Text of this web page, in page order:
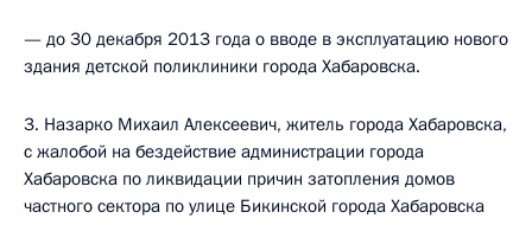
— до 30 декабря 2013 года о вводе в эксплуатацию нового
здания детской поликлиники города Хабаровска.
3. Назарко Михаил Алексеевич, житель города Хабаровска,
с жалобой на бездействие администрации города
Хабаровска по ликвидации причин затопления домов
частного сектора по улице Бикинской города Хабаровска